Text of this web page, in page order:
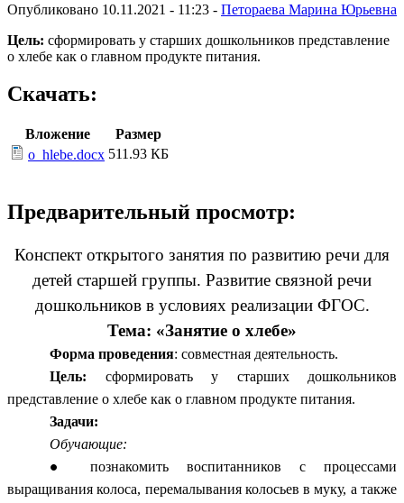
Опубликовано 10.11.2021 - 11:23 - Петораева Марина Юрьевна
Цель: сформировать у старших дошкольников представление
о хлебе как о главном продукте питания.
Скачать:
Вложение
Размер
o_hlebe.docx 511.93 КБ
Предварительный просмотр:
Конспект открытого занятия по развитию речи для
детей старшей группы. Развитие связной речи
дошкольников в условиях реализации ФГОС.
Тема: «Занятие о хлебе»
Форма проведения: совместная деятельность.
Цель:
сформировать у старших дошкольников
представление о хлебе как о главном продукте питания.
Задачи:
Обучающие:
познакомить воспитанников с процессами
выращивания колоса, перемалывания колосьев в муку, а также